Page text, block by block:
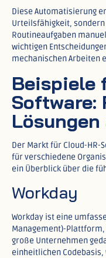
Diese Automatisierung
Urteilsfähigkeit,
Routineaufgaben
wichtigen
mechanischen Arbeiten
Beispiele
Software:
Der Markt für Cloud-HR-
für verschiedene
ein Überblick über die
Workday
Workday ist eine
Management)-
große Unternehmen
einheitlichen